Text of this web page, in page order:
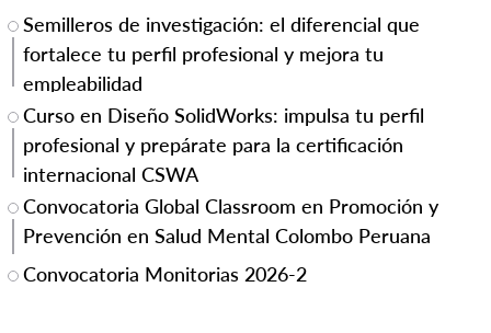
Semilleros de investigación: el diferencial que
fortalece tu perfil profesional y mejora tu
empleabilidad
Curso en Diseño SolidWorks: impulsa tu perfil
profesional y prepárate para la certificación
internacional CSWA
Convocatoria Global Classroom en Promoción y
Prevención en Salud Mental Colombo Peruana
Convocatoria Monitorias 2026-2